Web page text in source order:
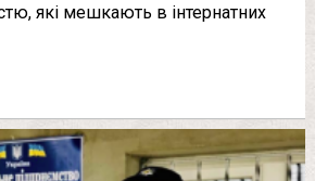
які мешкають в інтернатних